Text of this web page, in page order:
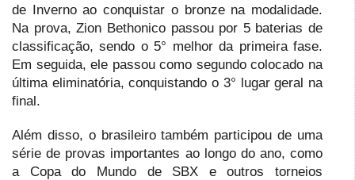
de Inverno ao conquistar o bronze na modalidade.
Na prova, Zion Bethonico passou por 5 baterias de
classificação, sendo o 5° melhor da primeira fase.
Em seguida, ele passou como segundo colocado na
última eliminatória, conquistando o 3° lugar geral na
final.
Além disso, o brasileiro também participou de uma
série de provas importantes ao longo do ano, como
a Copa do Mundo de SBX e outros torneios